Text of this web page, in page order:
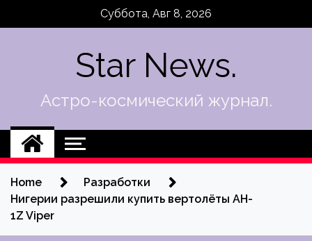
Суббота, Авг 8, 2026
Star News.
Астро-космический журнал.
Home
Разработки
Нигерии разрешили купить вертолёты AH-
1Z Viper